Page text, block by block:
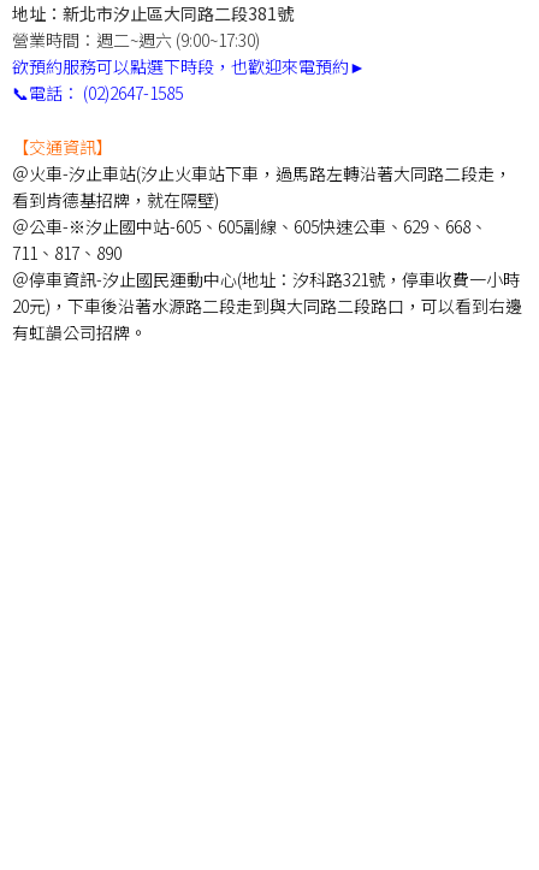
地址：新北市汐止區大同路二段381號
營業時間：週二~週六 (9:00~17:30)
欲預約服務可以點選下時段，也歡迎來電預約►
📞電話： (02)2647-1585
【交通資訊】
＠火車-汐止車站(汐止火車站下車，過馬路左轉沿著大同路二段走，
看到肯德基招牌，就在隔壁)
＠公車-※汐止國中站-605、605副線、605快速公車、629、668、
711、817、890
＠停車資訊-汐止國民運動中心(地址：汐科路321號，停車收費一小時
20元)，下車後沿著水源路二段走到與大同路二段路口，可以看到右邊
有虹韻公司招牌。